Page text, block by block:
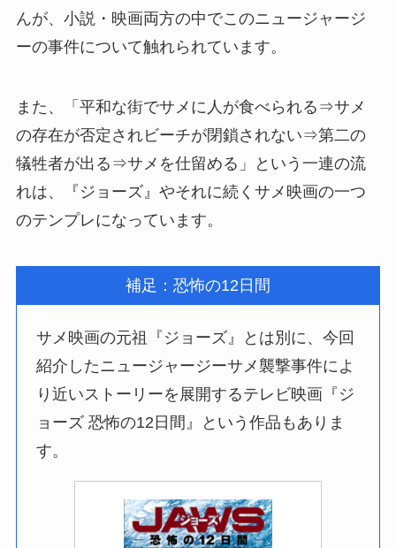
んが、小説・映画両方の中でこのニュージャージ
ーの事件について触れられています。
また、「平和な街でサメに人が食べられる⇒サメ
の存在が否定されビーチが閉鎖されない⇒第二の
犠牲者が出る⇒サメを仕留める」という一連の流
れは、『ジョーズ』やそれに続くサメ映画の一つ
のテンプレになっています。
補足：恐怖の12日間
サメ映画の元祖『ジョーズ』とは別に、今回
紹介したニュージャージーサメ襲撃事件によ
り近いストーリーを展開するテレビ映画『ジ
ョーズ 恐怖の12日間』という作品もありま
す。